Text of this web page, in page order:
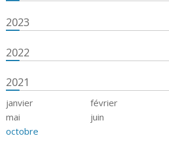
2023
2022
2021
janvier février
mai
juin
octobre